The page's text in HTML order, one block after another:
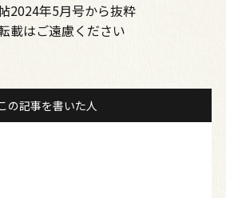
2024年5月号から抜粋
載はご遠慮ください
の記事を書いた人